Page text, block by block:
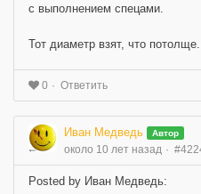
с выполнением спецами.
Тот диаметр взят, что
0 Ответить
Иван Медведь Автор
около 10 лет назад
Posted by Иван Медведь: